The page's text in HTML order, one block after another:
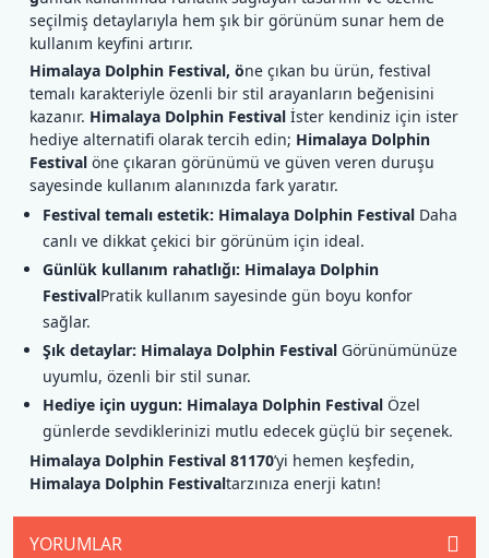
seçilmiş detaylarıyla hem şık bir görünüm sunar hem de
kullanım keyfini artırır.
Himalaya Dolphin Festival, öne çıkan bu ürün, festival
temalı karakteriyle özenli bir stil arayanların beğenisini
kazanır. Himalaya Dolphin Festival İster kendiniz için ister
hediye alternatifi olarak tercih edin; Himalaya Dolphin
Festival öne çıkaran görünümü ve güven veren duruşu
sayesinde kullanım alanınızda fark yaratır.
Festival temalı estetik: Himalaya Dolphin Festival Daha
canlı ve dikkat çekici bir görünüm için ideal.
Günlük kullanım rahatlığı: Himalaya Dolphin
FestivalPratik kullanım sayesinde gün boyu konfor
sağlar.
Şık detaylar: Himalaya Dolphin Festival Görünümünüze
uyumlu, özenli bir stil sunar.
Hediye için uygun: Himalaya Dolphin Festival Özel
günlerde sevdiklerinizi mutlu edecek güçlü bir seçenek.
Himalaya Dolphin Festival 81170’yi hemen keşfedin,
Himalaya Dolphin Festivaltarzınıza enerji katın!
YORUMLAR